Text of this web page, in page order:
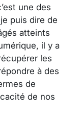
une des
puis dire de
atteints
il y a
les
à des
de
de nos